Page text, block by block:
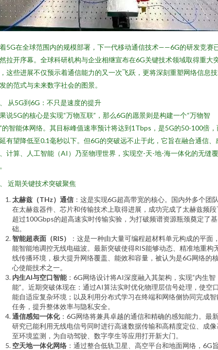
5G在全球范围内的规模部署，下一代移动通信技术——6G的研发竞赛
拉开序幕。全球科研机构与企业相继宣布在6G关键技术领域取得重大
这些进展不仅预示着通信能力的又一次飞跃，更将深刻重塑网络信息
的范式与未来数字社会的图景。
从5G到6G：不只是速度的提升
说5G的核心是实现“万物互联”，那么6G的愿景则是构建一个“万物智
的智能体网络。其目标峰值速率预计将达到1Tbps，是5G的50-100倍，
有望降低至0.1毫秒以下。但6G的突破远不止于此，它旨在融合通信、
计算、人工智能（AI）乃至物理世界，实现空-天-地-海一体化的无缝覆
近期关键技术突破聚焦
太赫兹（THz）通信 ：这是实现6G超高带宽的核心。国内外多个团
在太赫兹器件、芯片和传输技术上取得进展，成功完成了太赫兹频段
超过100Gbps的超高速实时传输实验，为打破频谱资源瓶颈奠定了基
础。
智能超表面（RIS）
：这是一种由大量可编程超材料单元构成的平面
能智能地调控无线电磁波。最新突破使得RIS能够动态、精准地重构
线传播环境，极大提升网络覆盖、能效和容量，被认为是6G网络的
心使能技术之一。
内生AI与空口智能：6G网络设计将AI深度融入其架构，实现“内生智
能”。近期突破体现在：通过AI算法实时优化物理层信号处理，使空
能自适应复杂环境；以及利用分布式学习在终端和网络侧协同完成智
任务，提升整体效率与隐私安全。
通信感知一体化：6G网络将兼具卓越的通信和精确的感知能力。最
研究已能利用无线电信号同时进行高速数据传输和高精度定位、成像
至环境监测，为自动驾驶、数字孪生等应用打开新大门。
空天地一体化网络 ：通过整合低轨卫星、高空平台和地面网络，6G